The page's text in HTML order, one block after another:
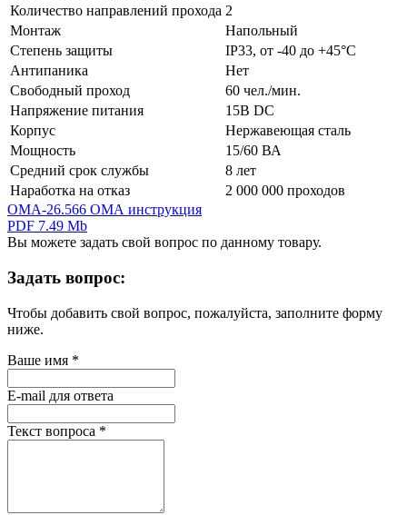
Количество направлений прохода 2
Монтаж
Напольный
Степень защиты
IP33, от -40 до +45°С
Антипаника
Нет
Свободный проход
60 чел./мин.
Напряжение питания
15В DC
Корпус
Нержавеющая сталь
Мощность
15/60 ВА
Средний срок службы
8 лет
Наработка на отказ
2 000 000 проходов
OMA-26.566 ОМА инструкция
PDF 7.49 Mb
Вы можете задать свой вопрос по данному товару.
Задать вопрос:
Чтобы добавить свой вопрос, пожалуйста, заполните форму
ниже.
Ваше имя *
E-mail для ответа
Текст вопроса *